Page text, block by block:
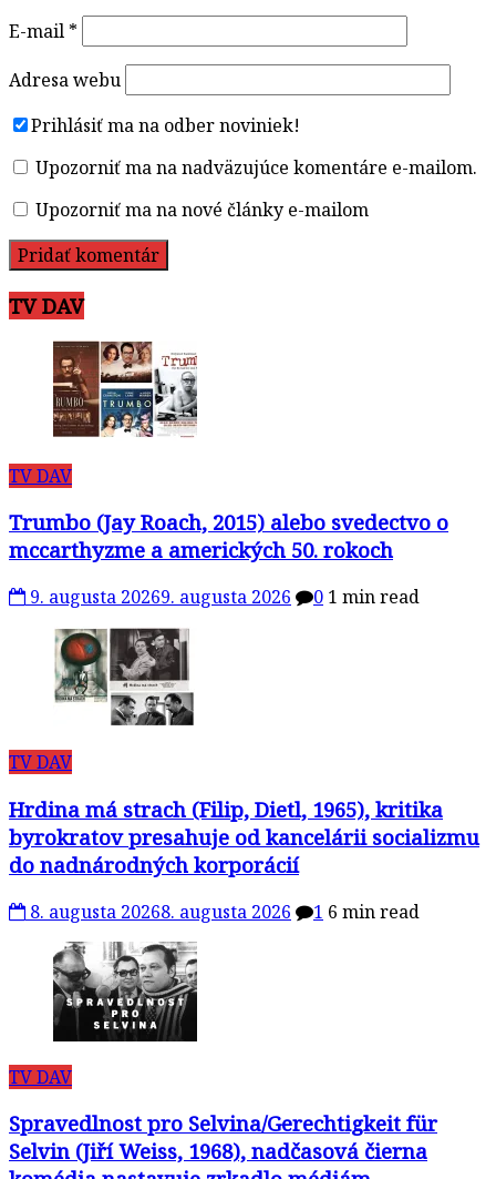
E-mail *
Adresa webu
Prihlásiť ma na odber noviniek!
Upozorniť ma na nadväzujúce komentáre e-mailom.
Upozorniť ma na nové články e-mailom
TV DAV
TV DAV
Trumbo (Jay Roach, 2015) alebo svedectvo o
mccarthyzme a amerických 50. rokoch
9. augusta 20269. augusta 2026 0 1 min read
TV DAV
Hrdina má strach (Filip, Dietl, 1965), kritika
byrokratov presahuje od kancelárii socializmu
do nadnárodných korporácií
8. augusta 20268. augusta 2026 1 6 min read
TV DAV
Spravedlnost pro Selvina/Gerechtigkeit für
Selvin (Jiří Weiss, 1968), nadčasová čierna